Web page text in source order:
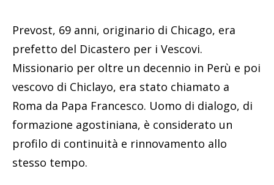
Prevost, 69 anni, originario di Chicago, era
prefetto del Dicastero per i Vescovi.
Missionario per oltre un decennio in Perù e poi
vescovo di Chiclayo, era stato chiamato a
Roma da Papa Francesco. Uomo di dialogo, di
formazione agostiniana, è considerato un
profilo di continuità e rinnovamento allo
stesso tempo.